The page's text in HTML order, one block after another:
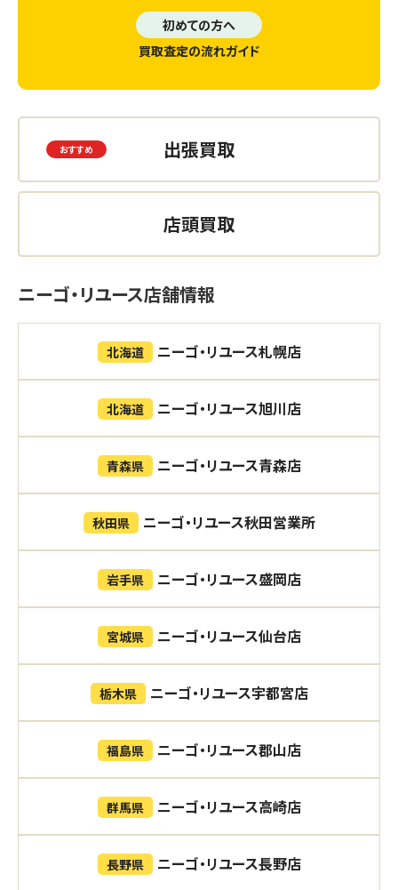
初めての方へ
買取査定の流れガイド
出張買取
店頭買取
ニーゴ・リユース店舗情報
北海道 ニーゴ・リユース札幌店
北海道 ニーゴ・リユース旭川店
青森県 ニーゴ・リユース青森店
秋田県 ニーゴ・リユース秋田営業所
岩手県 ニーゴ・リユース盛岡店
宮城県 ニーゴ・リユース仙台店
栃木県 ニーゴ・リユース宇都宮店
福島県 ニーゴ・リユース郡山店
群馬県 ニーゴ・リユース高崎店
長野県 ニーゴ・リユース長野店